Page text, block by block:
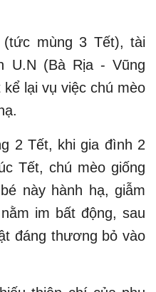
mùng 3 Tết), tài
U.N (Bà Rịa - Vũng
lại vụ việc chú mèo
2 Tết, khi gia đình 2
Tết, chú mèo giống
này hành hạ, giẫm
im bất động, sau
đáng thương bỏ vào